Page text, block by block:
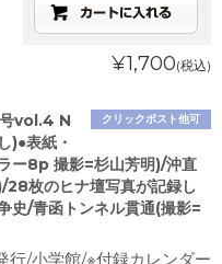
¥1,700(税込)
クリックポスト他可
vol.4 N
)●表紙・
ー8p 撮影=杉山芳明)/沖直
28枚のヒナ壇写真が記録し
史/青函トンネル貫通(撮影=
行/小学館/※付録カレンダー